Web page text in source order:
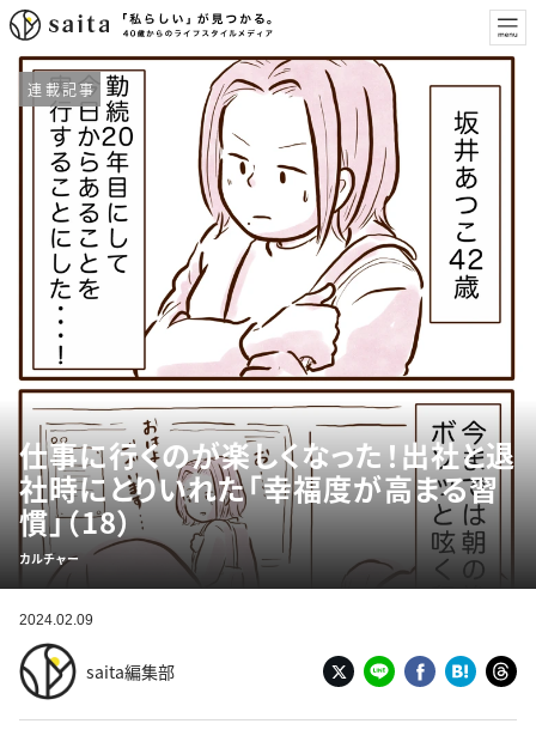
連載記事
仕事に行くのが楽しくなった！出社と退
社時にとりいれた「幸福度が高まる習
慣」（18）
カルチャー
2024.02.09
saita編集部